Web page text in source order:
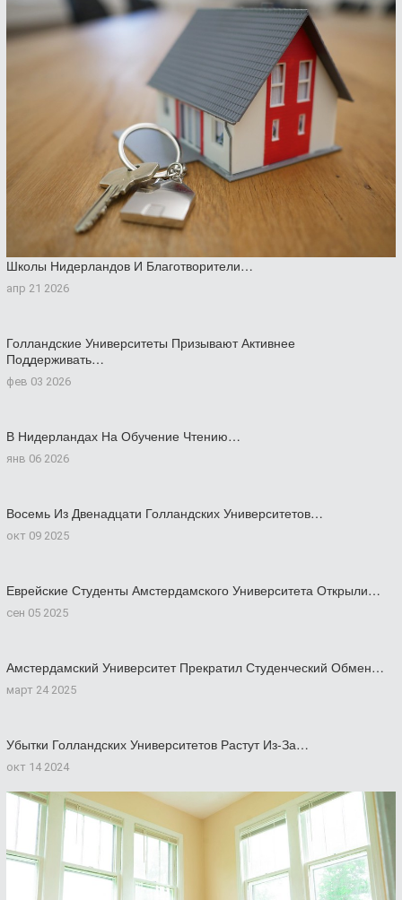
Школы Нидерландов И Благотворители…
апр 21 2026
Голландские Университеты Призывают Активнее
Поддерживать…
фев 03 2026
В Нидерландах На Обучение Чтению…
янв 06 2026
Восемь Из Двенадцати Голландских Университетов…
окт 09 2025
Еврейские Студенты Амстердамского Университета Открыли…
сен 05 2025
Амстердамский Университет Прекратил Студенческий Обмен…
март 24 2025
Убытки Голландских Университетов Растут Из-За…
окт 14 2024